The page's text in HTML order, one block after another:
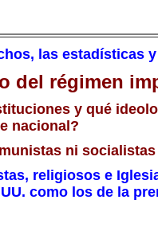
las estadísticas
del régimen
y qué
nacional?
ni socialistas
religiosos e
como los de la